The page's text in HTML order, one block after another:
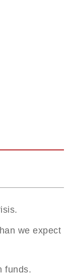
we expect
funds.